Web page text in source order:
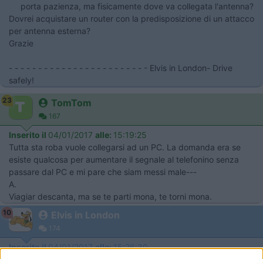
porta pazienza, ma fisicamente dove va collegata l'antenna?
Dovrei acquistare un router con la predisposizione di un attacco
per antenna esterna?
Grazie
- - - - - - - - - - - - - - - - - - - - - - - - Elvis in London- Drive
safely!
23 TomTom
167
Inserito il 04/01/2017 alle: 15:19:25
Tutta sta roba vuole collegarsi ad un PC. La domanda era se
esiste qualcosa per aumentare il segnale al telefonino senza
passare dal PC e mi pare che siam messi male---
A.
Viagiar descanta, ma se te parti mona, te torni mona.
10 Elvis in London
174
Inserito il04/01/2017 alle:15:26:30